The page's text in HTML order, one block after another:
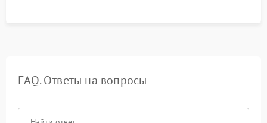
FAQ. Ответы на вопросы